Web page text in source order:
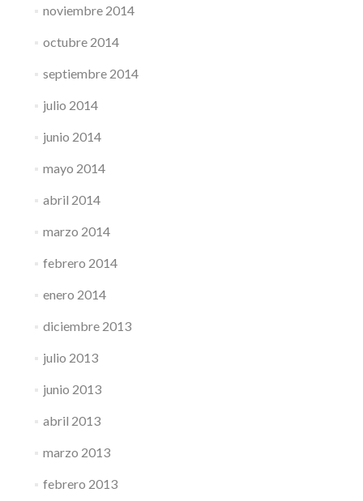
noviembre 2014
octubre 2014
septiembre 2014
julio 2014
junio 2014
mayo 2014
abril 2014
marzo 2014
febrero 2014
enero 2014
diciembre 2013
julio 2013
junio 2013
abril 2013
marzo 2013
febrero 2013